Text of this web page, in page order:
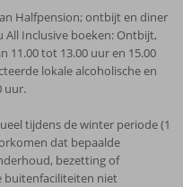
Halfpension; ontbijt en diner
Inclusive boeken: Ontbijt,
11.00 tot 13.00 uur en 15.00
lokale alcoholische en
uur.
tijdens de winter periode (1
dat bepaalde
bezetting of
buitenfaciliteiten niet